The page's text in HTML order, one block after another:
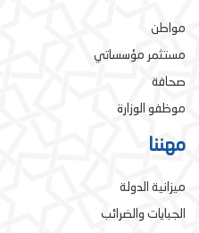
مواطن
مستثمر مؤسساتي
صحافة
موظفو الوزارة
مهننا
ميزانية الدولة
الجبايات والضرائب